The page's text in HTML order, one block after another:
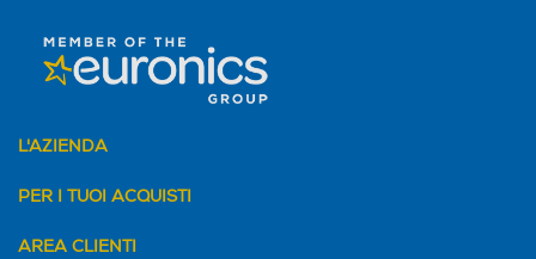
L'AZIENDA
PER I TUOI ACQUISTI
AREA CLIENTI